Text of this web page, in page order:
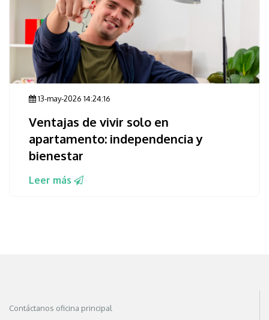
13-may-2026 14:24:16
Ventajas de vivir solo en
apartamento: independencia y
bienestar
Leer más
Contáctanos oficina principal